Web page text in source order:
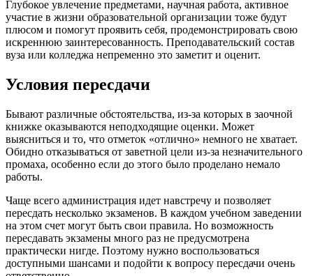
Глубокое увлечение предметами, научная работа, активное
участие в жизни образовательной организации тоже будут
плюсом и помогут проявить себя, продемонстрировать свою
искреннюю заинтересованность. Преподавательский состав
вуза или колледжа непременно это заметит и оценит.
Условия пересдачи
Бывают различные обстоятельства, из-за которых в заочной
книжке оказываются неподходящие оценки. Может
выясниться и то, что отметок «отлично» немного не хватает.
Обидно отказываться от заветной цели из-за незначительного
промаха, особенно если до этого было проделано немало
работы.
Чаще всего администрация идет навстречу и позволяет
пересдать несколько экзаменов. В каждом учебном заведении
на этом счет могут быть свои правила. Но возможность
пересдавать экзамены много раз не предусмотрена
практически нигде. Поэтому нужно воспользоваться
доступными шансами и подойти к вопросу пересдачи очень